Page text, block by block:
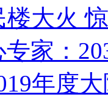
楼大火
家：
年度